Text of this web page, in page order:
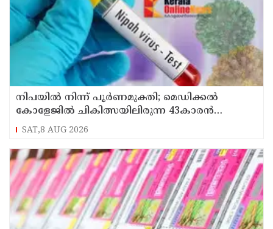
നിപയിൽ നിന്ന് പൂർണമുക്തി; മെഡിക്കൽ
കോളേജിൽ ചികിത്സയിലിരുന്ന 43കാരൻ
വീട്ടിലേക്ക് മടങ്ങി
SAT,8 AUG 2026